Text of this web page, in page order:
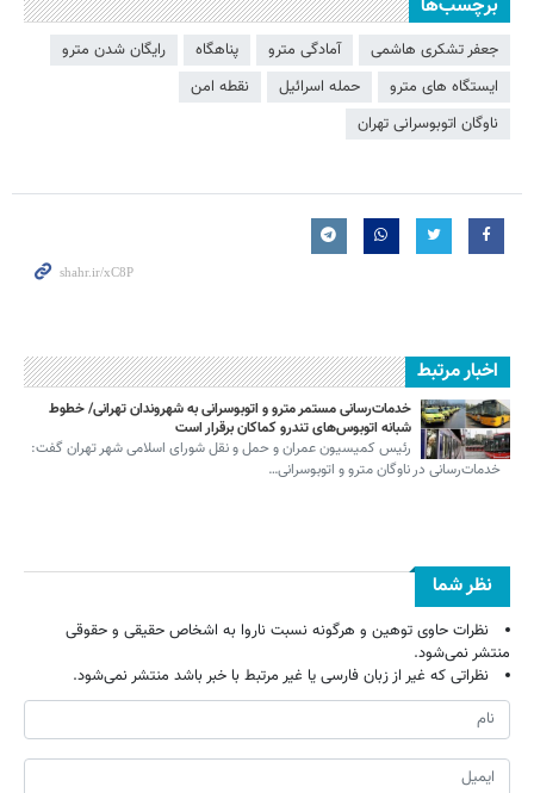
برچسب‌ها
جعفر تشکری هاشمی آمادگی مترو پناهگاه
رایگان شدن مترو
ایستگاه های مترو
حمله اسرائیل
نقطه امن
ناوگان اتوبوسرانی تهران
اخبار مرتبط
خدمات‌رسانی مستمر مترو و اتوبوسرانی به شهروندان تهرانی/ خطوط
شبانه اتوبوس‌های تندرو کماکان برقرار است
رئیس کمیسیون عمران و حمل و نقل شورای اسلامی شهر تهران گفت:
خدمات‌رسانی در ناوگان مترو و اتوبوسرانی…
نظر شما
نظرات حاوی توهین و هرگونه نسبت ناروا به اشخاص حقیقی و حقوقی
منتشر نمی‌شود.
نظراتی که غیر از زبان فارسی یا غیر مرتبط با خبر باشد منتشر نمی‌شود.